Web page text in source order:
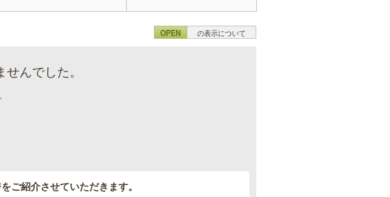
OPEN の表示について
んでした。
ご紹介させていただきます。